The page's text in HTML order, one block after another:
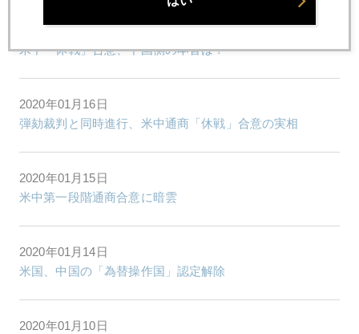
2020年01月17日
米中「休戦」合意、中国側の本音は？
2020年01月16日
弾劾裁判と同時進行、米中通商「休戦」合意の実相
2020年01月15日
米中第一段階通商合意に暗雲
2020年01月14日
米国、中国の「為替操作国」認定解除
2020年01月10日